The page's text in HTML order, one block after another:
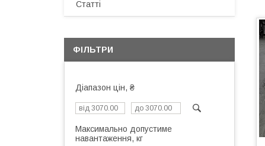
Статті
ФІЛЬТРИ
Діапазон цін, ₴
Максимально допустиме
навантаження, кг